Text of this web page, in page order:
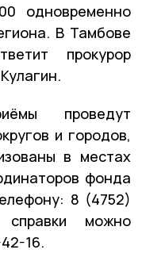
одновременно
В Тамбове
прокурор
проведут
и городов,
в местах
фонда
8 (4752)
можно
16.